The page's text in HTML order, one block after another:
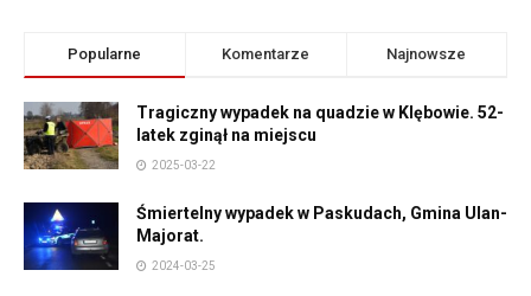
Popularne Komentarze Najnowsze
Tragiczny wypadek na quadzie w Klębowie. 52-
latek zginął na miejscu
2025-03-22
Śmiertelny wypadek w Paskudach, Gmina Ulan-
Majorat.
2024-03-25